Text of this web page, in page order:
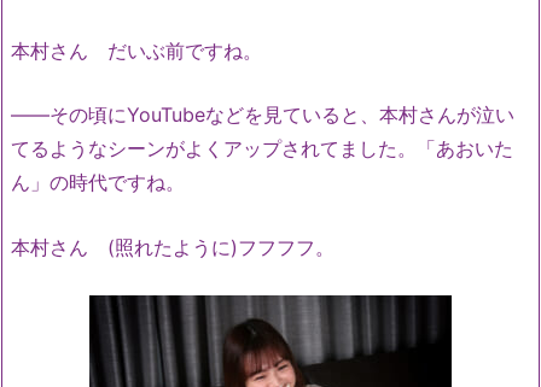
本村さん だいぶ前ですね。
――その頃にYouTubeなどを見ていると、本村さんが泣い
てるようなシーンがよくアップされてました。「あおいた
ん」の時代ですね。
本村さん (照れたように)フフフフ。